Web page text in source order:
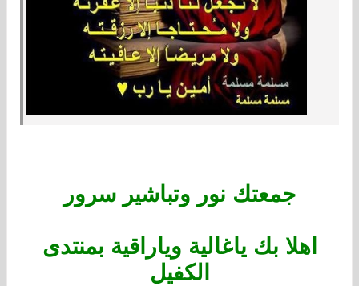
جمعتك نور وتباشير سرور
اهلا بك ياغالية وياراقية بمنتدى
الكفيل